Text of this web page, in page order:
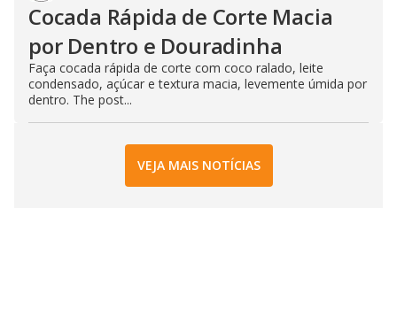
Cocada Rápida de Corte Macia
por Dentro e Douradinha
Faça cocada rápida de corte com coco ralado, leite
condensado, açúcar e textura macia, levemente úmida por
dentro. The post...
VEJA MAIS NOTÍCIAS